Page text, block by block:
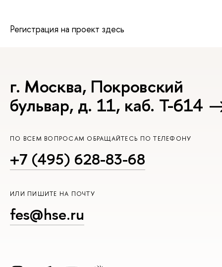
Регистрация на проект здесь
г. Москва, Покровский
бульвар, д. 11, каб. Т-614
ПО ВСЕМ ВОПРОСАМ ОБРАЩАЙТЕСЬ ПО ТЕЛЕФОНУ
+7 (495) 628-83-68
ИЛИ ПИШИТЕ НА ПОЧТУ
fes@hse.ru